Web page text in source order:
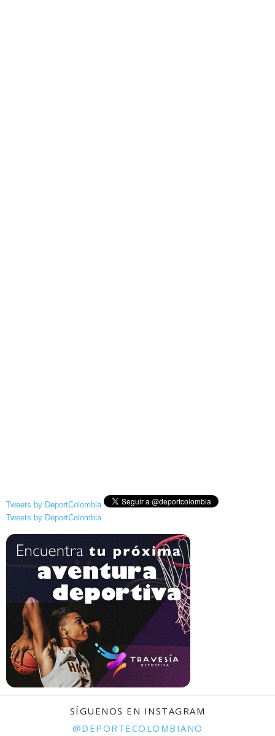
Tweets by DeportColombia
Tweets by DeportColombia
SÍGUENOS EN INSTAGRAM
@DEPORTECOLOMBIANO